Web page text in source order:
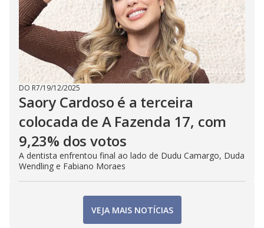
DO R7/19/12/2025
Saory Cardoso é a terceira
colocada de A Fazenda 17, com
9,23% dos votos
A dentista enfrentou final ao lado de Dudu Camargo, Duda
Wendling e Fabiano Moraes
VEJA MAIS NOTÍCIAS